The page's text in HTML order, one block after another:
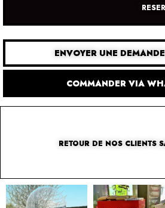
ENVOYER UNE
COMMANDER VIA
RETOUR DE NOS CLIENTS